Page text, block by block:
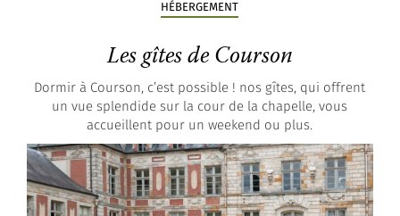
HÉBERGEMENT
Les gîtes de Courson
Dormir à Courson, c’est possible ! nos gîtes, qui offrent
un vue splendide sur la cour de la chapelle, vous
accueillent pour un weekend ou plus.